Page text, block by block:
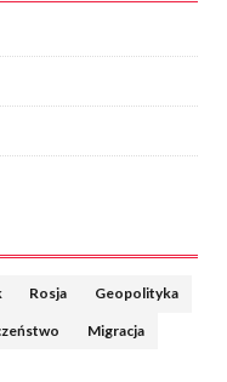
Rosja Geopolityka
Migracja